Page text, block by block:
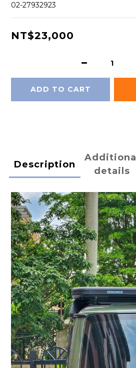
02-27932923
NT$23,000
ADD TO CART
Description
Additional
details